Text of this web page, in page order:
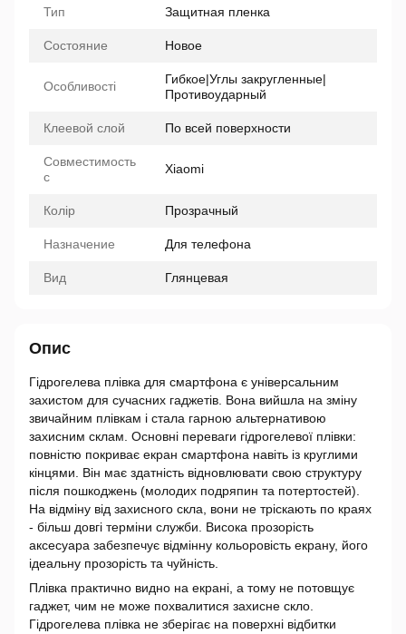
Тип Защитная пленка
Состояние Новое
Особливості
Гибкое|Углы закругленные|
Противоударный
Клеевой слой По всей поверхности
Совместимость
с
Xiaomi
Колір Прозрачный
Назначение Для телефона
Вид Глянцевая
Опис
Гідрогелева плівка для смартфона є універсальним
захистом для сучасних гаджетів. Вона вийшла на зміну
звичайним плівкам і стала гарною альтернативою
захисним склам. Основні переваги гідрогелевої плівки:
повністю покриває екран смартфона навіть із круглими
кінцями. Він має здатність відновлювати свою структуру
після пошкоджень (молодих подряпин та потертостей).
На відміну від захисного скла, вони не тріскають по краях
- більш довгі терміни служби. Висока прозорість
аксесуара забезпечує відмінну кольоровість екрану, його
ідеальну прозорість та чуйність.
Плівка практично видно на екрані, а тому не потовщує
гаджет, чим не може похвалитися захисне скло.
Гідрогелева плівка не зберігає на поверхні відбитки